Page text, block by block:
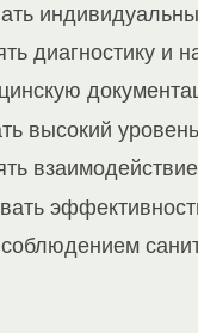
диагностику и
высокий